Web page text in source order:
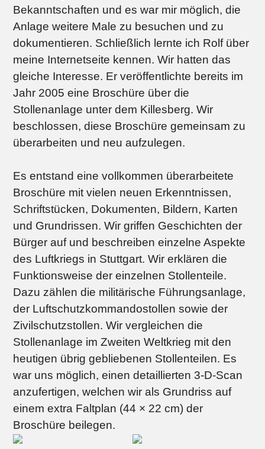
Bekanntschaften und es war mir möglich, die
Anlage weitere Male zu besuchen und zu
dokumentieren. Schließlich lernte ich Rolf über
meine Internetseite kennen. Wir hatten das
gleiche Interesse. Er veröffentlichte bereits im
Jahr 2005 eine Broschüre über die
Stollenanlage unter dem Killesberg. Wir
beschlossen, diese Broschüre gemeinsam zu
überarbeiten und neu aufzulegen.
Es entstand eine vollkommen überarbeitete
Broschüre mit vielen neuen Erkenntnissen,
Schriftstücken, Dokumenten, Bildern, Karten
und Grundrissen. Wir griffen Geschichten der
Bürger auf und beschreiben einzelne Aspekte
des Luftkriegs in Stuttgart. Wir erklären die
Funktionsweise der einzelnen Stollenteile.
Dazu zählen die militärische Führungsanlage,
der Luftschutzkommandostollen sowie der
Zivilschutzstollen. Wir vergleichen die
Stollenanlage im Zweiten Weltkrieg mit den
heutigen übrig gebliebenen Stollenteilen. Es
war uns möglich, einen detaillierten 3-D-Scan
anzufertigen, welchen wir als Grundriss auf
einem extra Faltplan (44 × 22 cm) der
Broschüre beilegen.